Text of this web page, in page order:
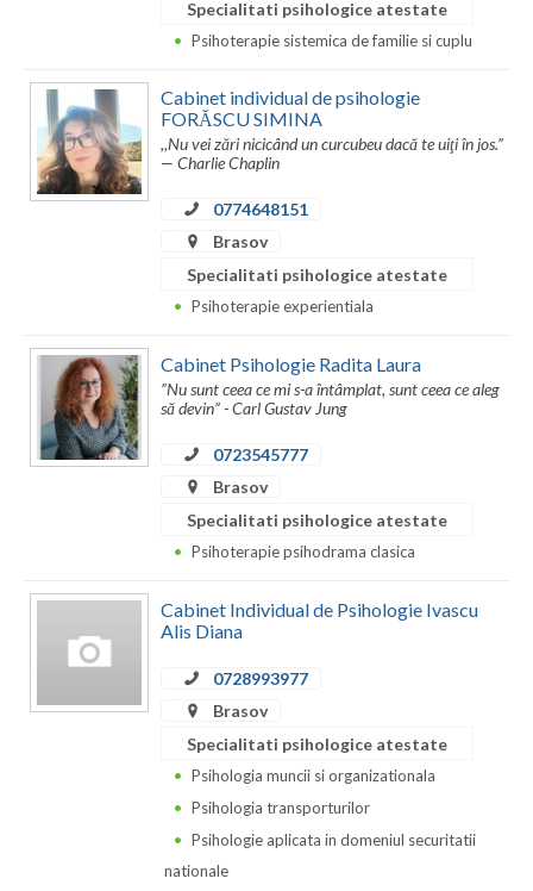
Specialitati psihologice atestate
Psihoterapie sistemica de familie si cuplu
Cabinet individual de psihologie
FORĂSCU SIMINA
,,Nu vei zări nicicând un curcubeu dacă te uiţi în jos.”
— Charlie Chaplin
0774648151
Brasov
Specialitati psihologice atestate
Psihoterapie experientiala
Cabinet Psihologie Radita Laura
”Nu sunt ceea ce mi s-a întâmplat, sunt ceea ce aleg
să devin” - Carl Gustav Jung
0723545777
Brasov
Specialitati psihologice atestate
Psihoterapie psihodrama clasica
Cabinet Individual de Psihologie Ivascu
Alis Diana
0728993977
Brasov
Specialitati psihologice atestate
Psihologia muncii si organizationala
Psihologia transporturilor
Psihologie aplicata in domeniul securitatii
nationale